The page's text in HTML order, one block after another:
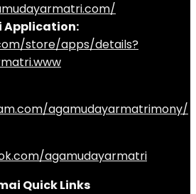
Application:
store/apps/details?
agamudayarmatrimony/
agamudayarmatri
Quick Links